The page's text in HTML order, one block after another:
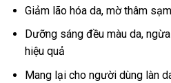
Giảm lão hóa da, mờ thâm sạm
Dưỡng sáng đều màu da,
hiệu quả
Mang lại cho người dùng làn